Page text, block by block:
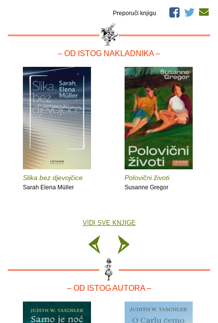
Preporuči knjigu
– OD ISTOG NAKLADNIKA –
Slika bez djevojčice
Sarah Elena Müller
Polovični životi
Susanne Gregor
VIDI SVE KNJIGE
– OD ISTOG AUTORA –